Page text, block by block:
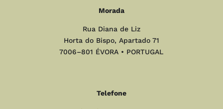
Morada
Rua Diana de Liz
Horta do Bispo, Apartado 71
7006–801 ÉVORA • PORTUGAL
Telefone